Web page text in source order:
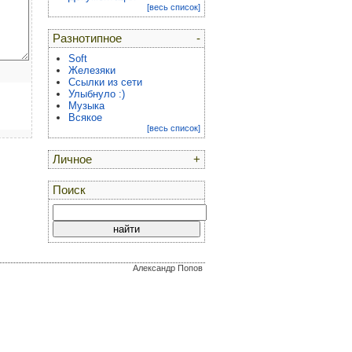
[весь список]
-
Разнотипное
Soft
Железяки
Ссылки из сети
Улыбнуло :)
Музыка
Всякое
[весь список]
+
Личное
Поиск
Александр Попов